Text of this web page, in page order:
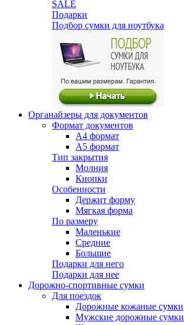
SALE
Подарки
Подбор сумки для ноутбука
Органайзеры для документов
Формат документов
А4 формат
А5 формат
Тип закрытия
Молния
Кнопки
Особенности
Держит форму
Мягкая форма
По размеру
Маленькие
Средние
Большие
Подарки для него
Подарки для нее
Дорожно-спортивные сумки
Для поездок
Дорожные кожаные сумки
Мужские дорожные сумки